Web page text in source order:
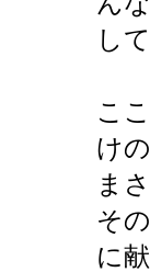
し
こ
け
ま
そ
に